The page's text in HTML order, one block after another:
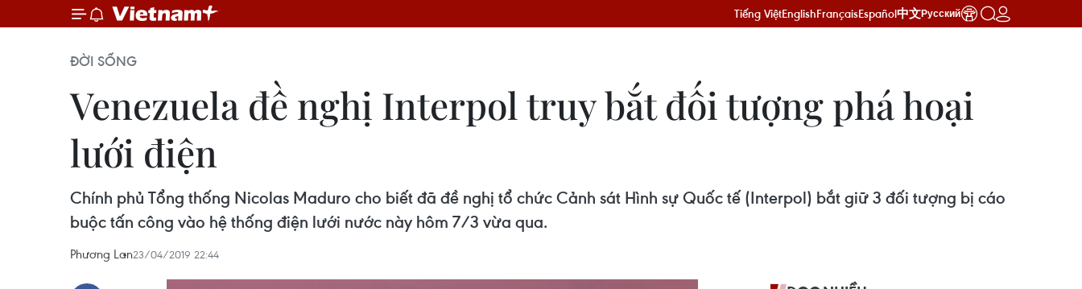
Tiếng ViệtEnglishFrançaisEspañol中文Русский
ĐỜI SỐNG
Venezuela đề nghị Interpol truy bắt đối tượng phá hoại
lưới điện
Chính phủ Tổng thống Nicolas Maduro cho biết đã đề nghị tổ chức Cảnh sát Hình sự Quốc tế (Interpol) bắt giữ 3 đối tượng bị cáo
buộc tấn công vào hệ thống điện lưới nước này hôm 7/3 vừa qua.
Phương Lan23/04/2019 22:44